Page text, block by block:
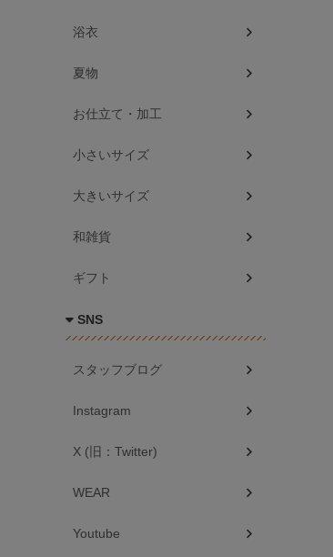
浴衣
夏物
お仕立て・加工
小さいサイズ
大きいサイズ
和雑貨
ギフト
SNS
スタッフブログ
Instagram
X (旧：Twitter)
WEAR
Youtube